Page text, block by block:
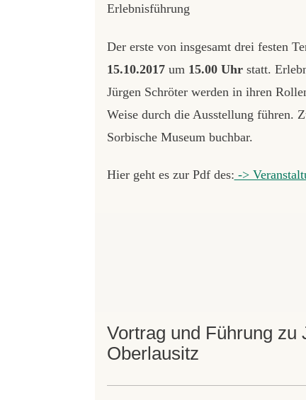
Erlebnisführung
Der erste von insgesamt drei festen
15.10.2017um 15.00 Uhrstatt.
Jürgen Schröter werden in ihren
Weise durch die Ausstellung führen.
Sorbische Museum buchbar.
Hier geht es zur Pdf des: ->
Vortrag und Führung zu
Oberlausitz